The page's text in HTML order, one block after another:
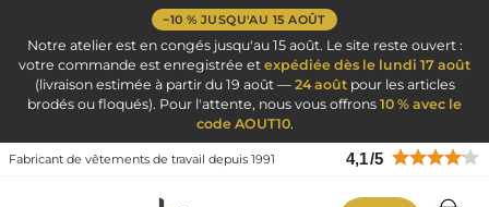
−10 % JUSQU'AU 15 AOÛT
Notre atelier est en congés jusqu'au 15 août. Le site reste ouvert :
votre commande est enregistrée et expédiée dès le lundi 17 août
(livraison estimée à partir du 19 août — 24 aoûtpour les articles
brodés ou floqués). Pour l'attente, nous vous offrons 10 % avec le
code AOUT10.
Fabricant de vêtements de travail depuis 1991 4,1/5